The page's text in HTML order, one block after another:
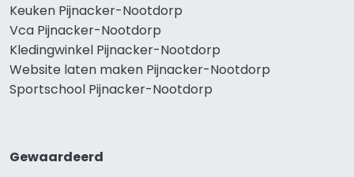
Keuken Pijnacker-Nootdorp
Vca Pijnacker-Nootdorp
Kledingwinkel Pijnacker-Nootdorp
Website laten maken Pijnacker-Nootdorp
Sportschool Pijnacker-Nootdorp
Gewaardeerd